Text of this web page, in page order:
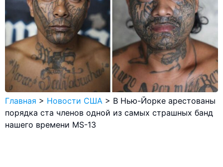
Главная > Новости США > В Нью-Йорке арестованы
порядка ста членов одной из самых страшных банд
нашего времени MS-13